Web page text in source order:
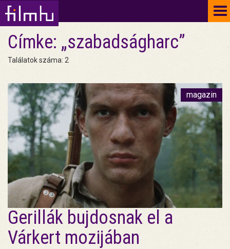
Címke: „szabadságharc”
Találatok száma: 2
magazin
Gerillák bujdosnak el a
Várkert mozijában